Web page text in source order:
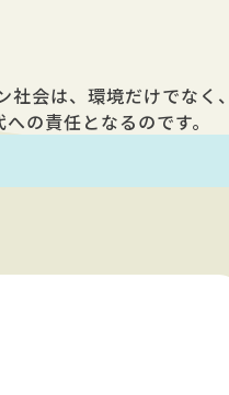
会は、環境だけでなく、
の責任となるのです。